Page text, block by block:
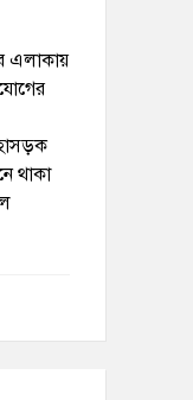
এলাকায়
থাকা